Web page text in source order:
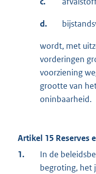
d.
wordt, met
vorderingen
voorziening
grootte van
oninbaarheid.
Artikel 15 Reserves
1.
In de
begroting, het